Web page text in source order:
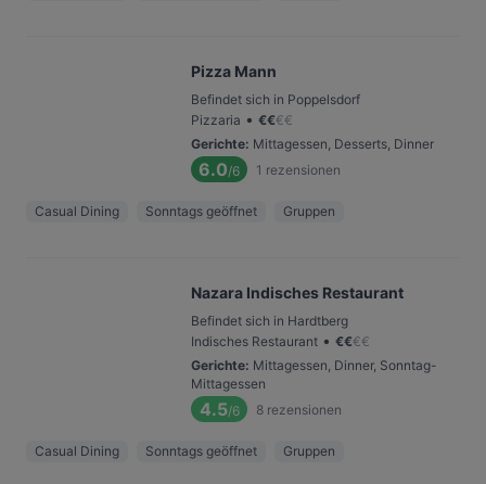
Pizza Mann
Befindet sich in Poppelsdorf
Pizzaria • €€€€
Gerichte: Mittagessen, Desserts, Dinner
6.0/6 1 rezensionen
Casual Dining Sonntags geöffnet Gruppen
Nazara Indisches Restaurant
Befindet sich in Hardtberg
Indisches Restaurant • €€€€
Gerichte: Mittagessen, Dinner, Sonntag-
Mittagessen
4.5/6 8 rezensionen
Casual Dining Sonntags geöffnet Gruppen